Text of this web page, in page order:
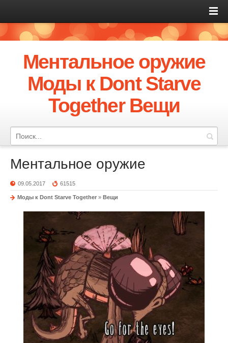
Ментальное оружие
Моды к Dont Starve
Together Вещи
Ментальное оружие
09.05.2017 61515
Моды к Dont Starve Together » Вещи